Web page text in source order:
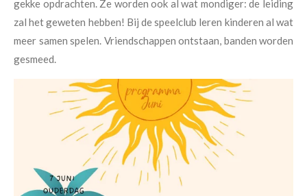
gekke opdrachten. Ze worden ook al wat mondiger: de leiding
zal het geweten hebben! Bij de speelclub leren kinderen al wat
meer samen spelen. Vriendschappen ontstaan, banden worden
gesmeed.